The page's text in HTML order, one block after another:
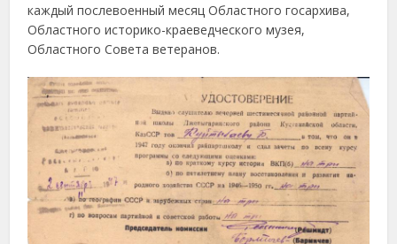
каждый послевоенный месяц Областного госархива,
Областного историко-краеведческого музея,
Областного Совета ветеранов.